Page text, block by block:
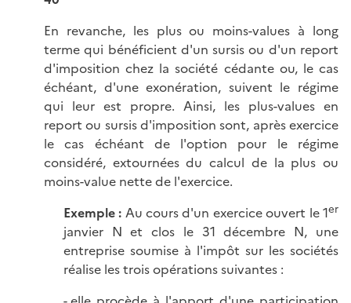
En revanche, les plus ou moins-values à long
terme qui bénéficient d'un sursis ou d'un report
d'imposition chez la société cédante ou, le cas
échéant, d'une exonération, suivent le régime
qui leur est propre. Ainsi, les plus-values en
report ou sursis d'imposition sont, après exercice
le cas échéant de l'option pour le régime
considéré, extournées du calcul de la plus ou
moins-value nette de l'exercice.
Exemple : Au cours d'un exercice ouvert le 1er
janvier N et clos le 31 décembre N, une
entreprise soumise à l'impôt sur les sociétés
réalise les trois opérations suivantes :